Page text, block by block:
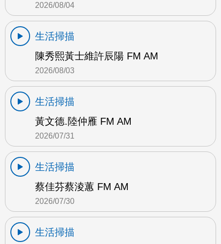
2026/08/04
生活掃描
陳秀熙黃士維許辰陽 FM AM
2026/08/03
生活掃描
黃文德.陸仲雁 FM AM
2026/07/31
生活掃描
蔡佳芬蔡淩蕙 FM AM
2026/07/30
生活掃描